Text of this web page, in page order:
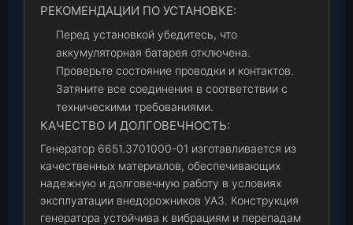
РЕКОМЕНДАЦИИ ПО УСТАНОВКЕ:
Перед установкой убедитесь, что
аккумуляторная батарея отключена.
Проверьте состояние проводки и контактов.
Затяните все соединения в соответствии с
техническими требованиями.
КАЧЕСТВО И ДОЛГОВЕЧНОСТЬ:
Генератор 6651.3701000-01 изготавливается из
качественных материалов, обеспечивающих
надежную и долговечную работу в условиях
эксплуатации внедорожников УАЗ. Конструкция
генератора устойчива к вибрациям и перепадам